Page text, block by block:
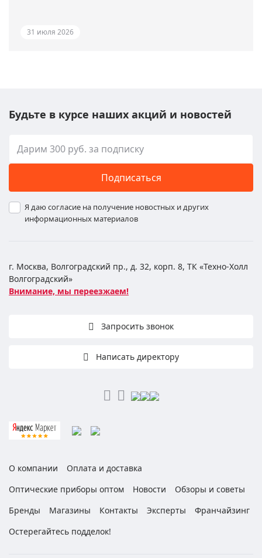
31 июля 2026
Будьте в курсе наших акций и новостей
Подписаться
Я даю согласие на получение новостных и других
информационных материалов
г. Москва, Волгоградский пр., д. 32, корп. 8, ТК «Техно-Холл
Волгоградский»
Внимание, мы переезжаем!
Запросить звонок
Написать директору
О компании
Оплата и доставка
Оптические приборы оптом
Новости
Обзоры и советы
Бренды
Магазины Контакты Эксперты
Франчайзинг
Остерегайтесь подделок!